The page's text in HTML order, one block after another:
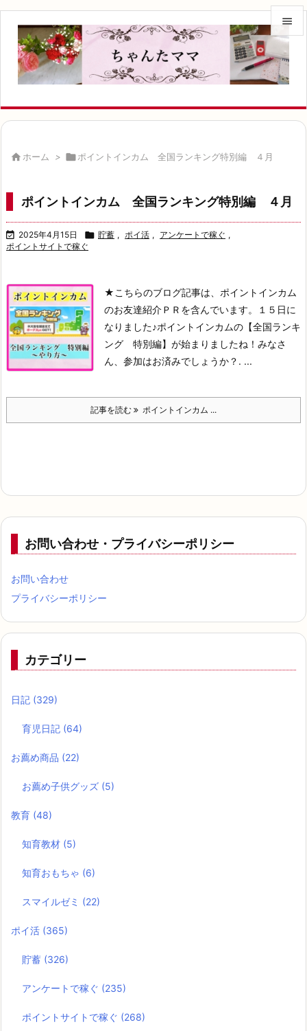


メニュ


検索
 ホーム > ポイントインカム 全国ランキング特別編 ４月
ポイントインカム 全国ランキング特別編 ４月
 2025年4月15日  貯蓄 , ポイ活 , アンケートで稼ぐ ,
ポイントサイトで稼ぐ
★こちらのブログ記事は、ポイントインカム
のお友達紹介ＰＲを含んでいます。
１５日に
なりました♪ポイントインカムの【全国ランキ
ング 特別編】が始まりましたね！ みなさ
ん、参加はお済みでしょうか？ . ...
記事を読む ポイントインカム ...
お問い合わせ・プライバシーポリシー
お問い合わせ
プライバシーポリシー
カテゴリー
日記 (329)
育児日記 (64)
お薦め商品 (22)
お薦め子供グッズ (5)
教育 (48)
知育教材 (5)
知育おもちゃ (6)
スマイルゼミ (22)
ポイ活 (365)
貯蓄 (326)
アンケートで稼ぐ (235)
ポイントサイトで稼ぐ (268)